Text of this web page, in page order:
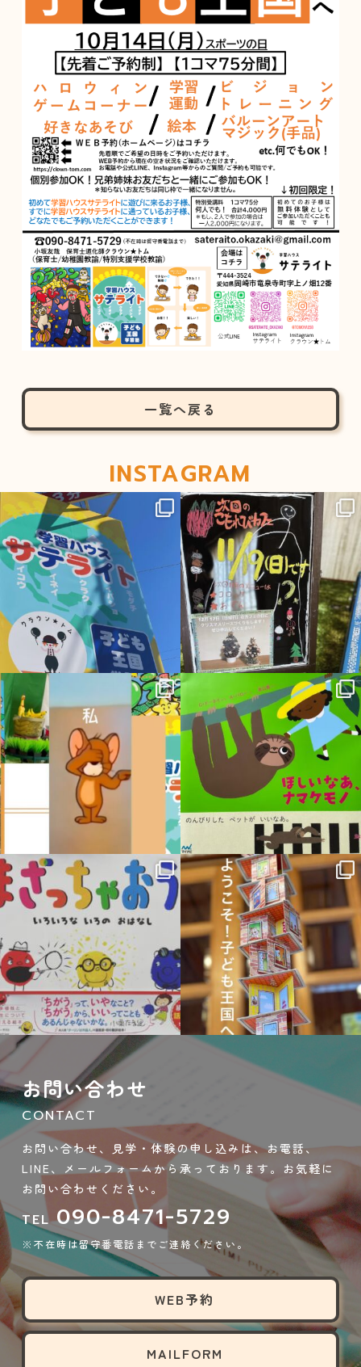
一覧へ戻る
INSTAGRAM
sateraito_okazaki
12月 1
sateraito_okazaki
11月 16
sateraito_okazaki sateraito_okazaki
10月 19
sateraito_okazaki
9月 21
sateraito_okazaki
9月 14
お問い合わせ
CONTACT
お問い合わせ、見学・体験の申し込みは、お電話、
LINE、メールフォームから承っております。お気軽に
お問い合わせください。
TEL090-8471-5729
※不在時は留守番電話までご連絡ください。
WEB予約
MAILFORM